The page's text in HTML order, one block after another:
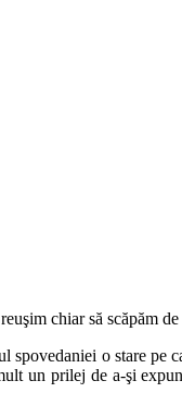
chiar să scăpăm de
o stare pe
un prilej de a-şi